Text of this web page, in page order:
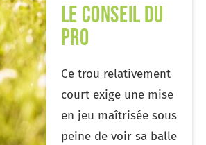
le conseil du
pro
Ce trou relativement
court exige une mise
en jeu maîtrisée sous
peine de voir sa balle